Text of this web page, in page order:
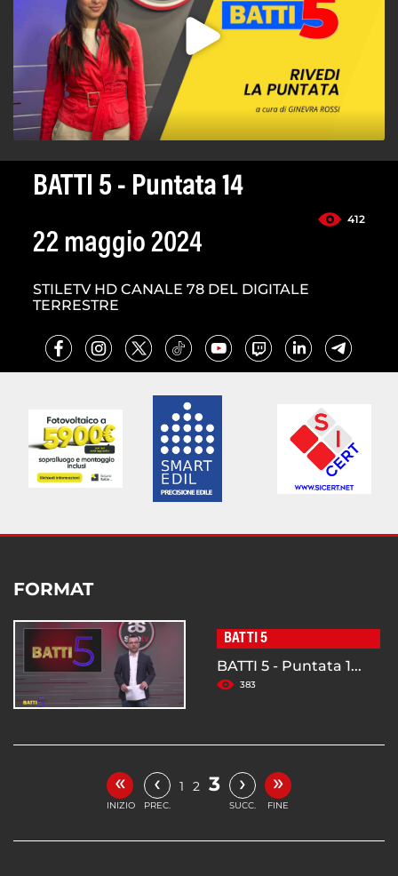
BATTI 5 - Puntata 14
412
22 maggio 2024
STILETV HD CANALE 78 DEL DIGITALE
TERRESTRE
FORMAT
BATTI 5
BATTI 5 - Puntata 1...
383
«
INIZIO
‹
PREC.
1 2 3 ›
SUCC.
»
FINE